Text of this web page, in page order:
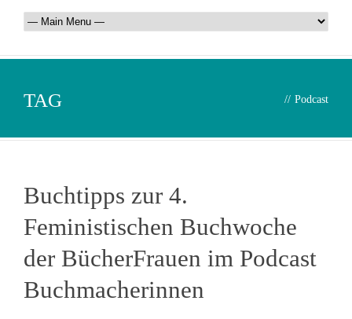
TAG // Podcast
Buchtipps zur 4.
Feministischen Buchwoche
der BücherFrauen im Podcast
Buchmacherinnen